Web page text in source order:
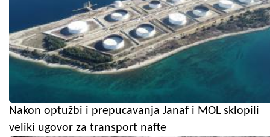
Nakon optužbi i prepucavanja Janaf i MOL sklopili
veliki ugovor za transport nafte